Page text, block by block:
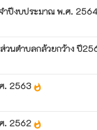
จำปีงบประมาณ พ.ศ.
ส่วนตำบลกล้วยกว้าง ปี
. 2563 whatshot
. 2562 whatshot